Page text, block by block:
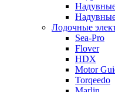
Лодочные
Sea-Pro
Flover
HDX
Motor
Torqeedo